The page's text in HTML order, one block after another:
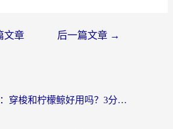
文章 后一篇文章 →
海外党必看：穿梭和柠檬鲸好用吗？3分钟教你选对回国加速器